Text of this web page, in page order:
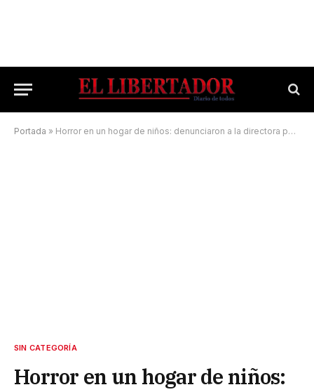
Portada » Horror en un hogar de niños: denunciaron a la directora por abusos y torturas
SIN CATEGORÍA
Horror en un hogar de niños: